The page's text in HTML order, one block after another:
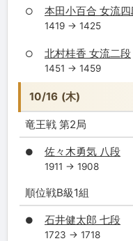
○ 本田小百合 女流
1419 → 1425
○ 北村桂香 女流二段
1451 → 1459
10/16 (木)
竜王戦 第2局
● 佐々木勇気 八段
1911 → 1908
順位戦B級1組
● 石井健太郎 七段
1723 → 1718